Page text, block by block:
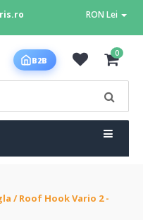
RON Lei
B2B
0
/ Roof Hook Vario 2 -